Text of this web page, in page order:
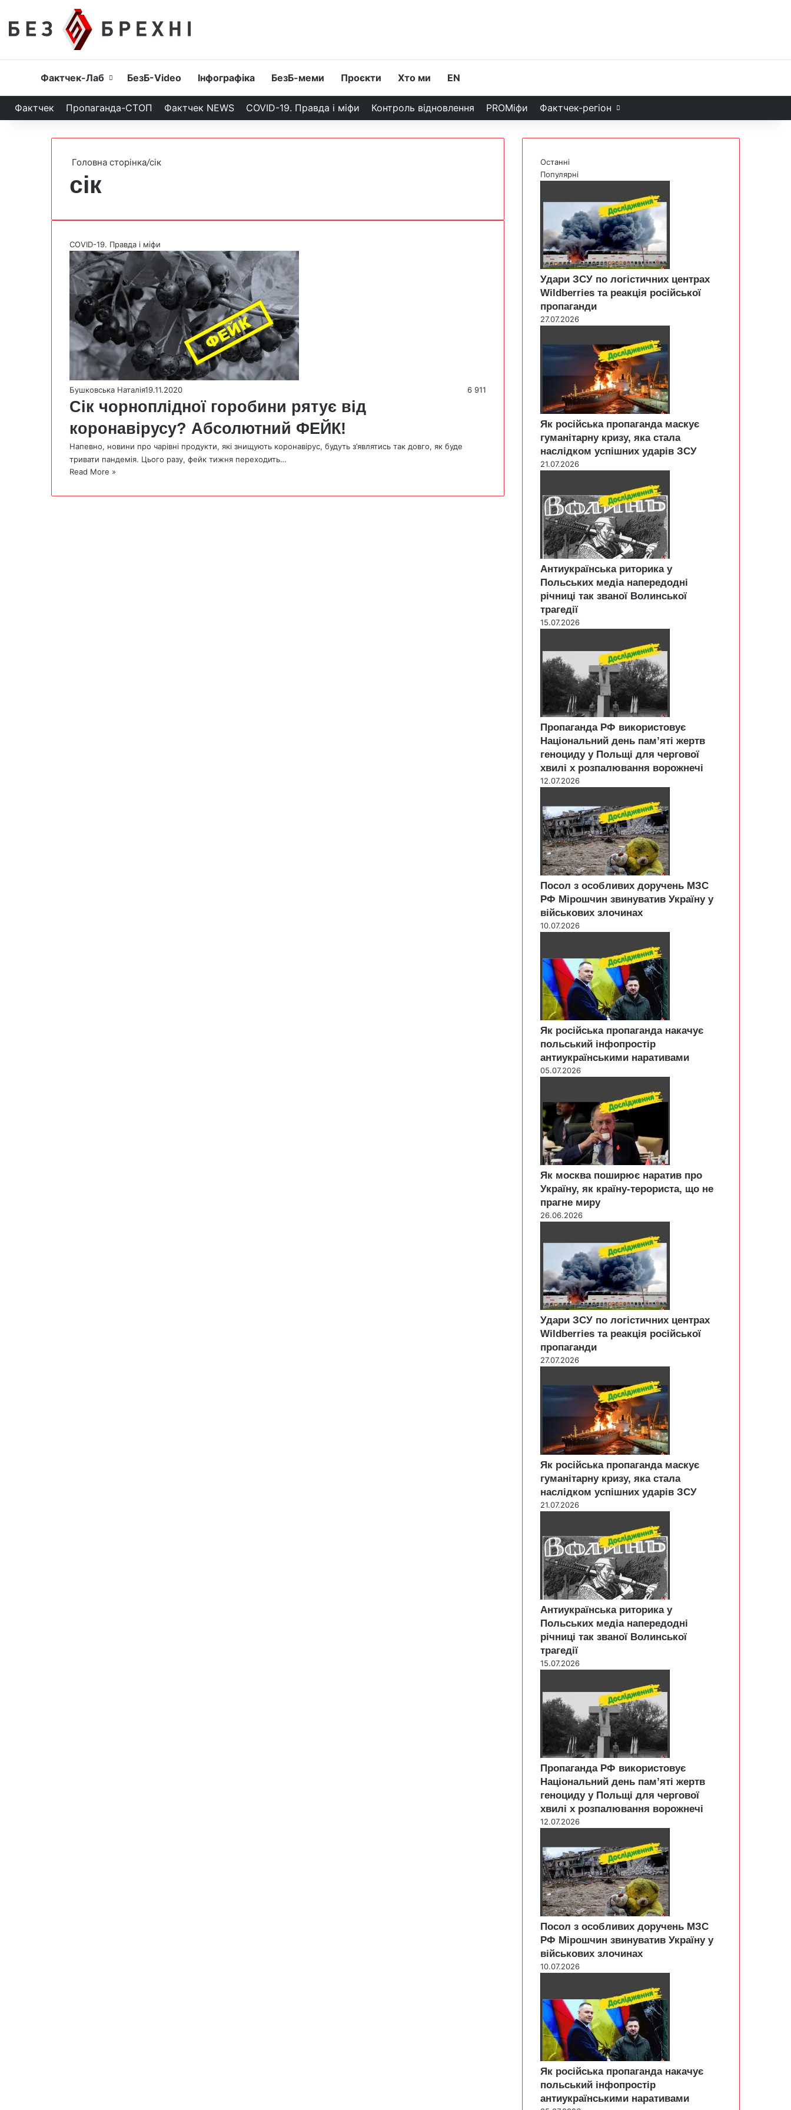
Головна
Фактчек-Лаб БезБ-Video Інфографіка БезБ-меми Проєкти Хто ми EN
Фактчек Пропаганда-СТОП Фактчек NEWS COVID-19. Правда і міфи Контроль відновлення PROМіфи Фактчек-регіон
Головна сторінка/сік
сік
COVID-19. Правда і міфи
Бушковська Наталія19.11.2020 6 911
Сік чорноплідної горобини рятує від
коронавірусу? Абсолютний ФЕЙК!
Напевно, новини про чарівні продукти, які знищують коронавірус, будуть з’являтись так довго, як буде
тривати пандемія. Цього разу, фейк тижня переходить…
Read More »
Останні
Популярні
Удари ЗСУ по логістичних центрах
Wildberries та реакція російської
пропаганди
27.07.2026
Як російська пропаганда маскує
гуманітарну кризу, яка стала
наслідком успішних ударів ЗСУ
21.07.2026
Антиукраїнська риторика у
Польських медіа напередодні
річниці так званої Волинської
трагедії
15.07.2026
Пропаганда РФ використовує
Національний день пам’яті жертв
геноциду у Польщі для чергової
хвилі х розпалювання ворожнечі
12.07.2026
Посол з особливих доручень МЗС
РФ Мірошчин звинуватив Україну у
військових злочинах
10.07.2026
Як російська пропаганда накачує
польський інфопростір
антиукраїнськими наративами
05.07.2026
Як москва поширює наратив про
Україну, як країну-терориста, що не
прагне миру
26.06.2026
Удари ЗСУ по логістичних центрах
Wildberries та реакція російської
пропаганди
27.07.2026
Як російська пропаганда маскує
гуманітарну кризу, яка стала
наслідком успішних ударів ЗСУ
21.07.2026
Антиукраїнська риторика у
Польських медіа напередодні
річниці так званої Волинської
трагедії
15.07.2026
Пропаганда РФ використовує
Національний день пам’яті жертв
геноциду у Польщі для чергової
хвилі х розпалювання ворожнечі
12.07.2026
Посол з особливих доручень МЗС
РФ Мірошчин звинуватив Україну у
військових злочинах
10.07.2026
Як російська пропаганда накачує
польський інфопростір
антиукраїнськими наративами